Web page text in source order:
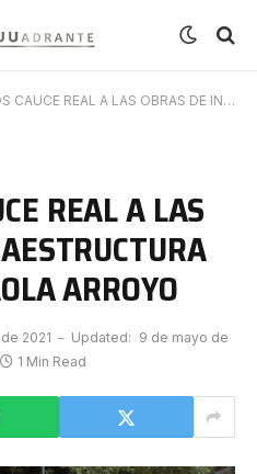
A LAS OBRAS DE INFRAESTRUCTURA DEPORTIVA: PAOLA ARROYO
REAL A LAS
ARROYO
2021 Updated: 9 de mayo de
1 Min Read